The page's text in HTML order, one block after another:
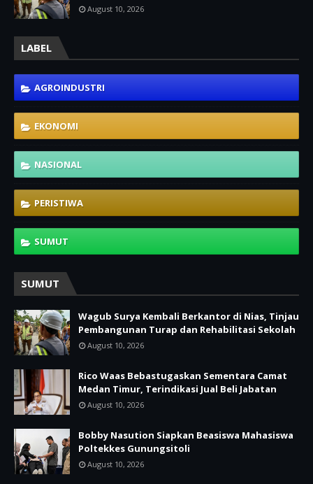
August 10, 2026
LABEL
AGROINDUSTRI
EKONOMI
NASIONAL
PERISTIWA
SUMUT
SUMUT
Wagub Surya Kembali Berkantor di Nias, Tinjau
Pembangunan Turap dan Rehabilitasi Sekolah
August 10, 2026
Rico Waas Bebastugaskan Sementara Camat
Medan Timur, Terindikasi Jual Beli Jabatan
August 10, 2026
Bobby Nasution Siapkan Beasiswa Mahasiswa
Poltekkes Gunungsitoli
August 10, 2026